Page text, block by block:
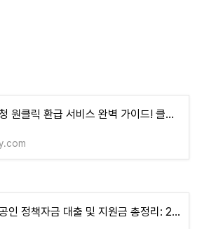
국세청 원클릭 환급 서비스 완벽 가이드! 클릭 한 번으로 수수료 없이 환급까지 끝!
소상공인 정책자금 대출 및 지원금 총정리: 2025년 성공적인 사업 운영을 위한 필수 가이드